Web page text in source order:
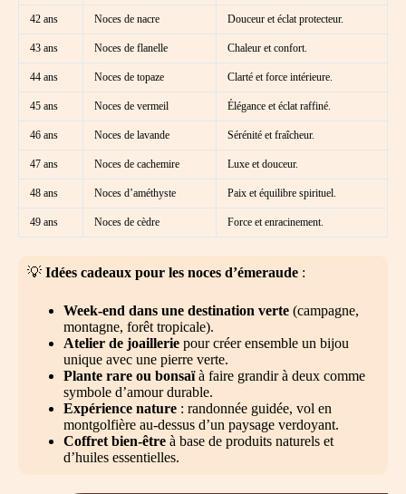
42 ans Noces de nacre Douceur et éclat protecteur.
43 ans Noces de flanelle Chaleur et confort.
44 ans Noces de topaze Clarté et force intérieure.
45 ans Noces de vermeil Élégance et éclat raffiné.
46 ans Noces de lavande Sérénité et fraîcheur.
47 ans Noces de cachemire Luxe et douceur.
48 ans Noces d’améthyste Paix et équilibre spirituel.
49 ans Noces de cèdre Force et enracinement.
💡 Idées cadeaux pour les noces d’émeraude :
Week-end dans une destination verte (campagne,
montagne, forêt tropicale).
Atelier de joaillerie pour créer ensemble un bijou
unique avec une pierre verte.
Plante rare ou bonsaïà faire grandir à deux comme
symbole d’amour durable.
Expérience nature : randonnée guidée, vol en
montgolfière au-dessus d’un paysage verdoyant.
Coffret bien-être à base de produits naturels et
d’huiles essentielles.